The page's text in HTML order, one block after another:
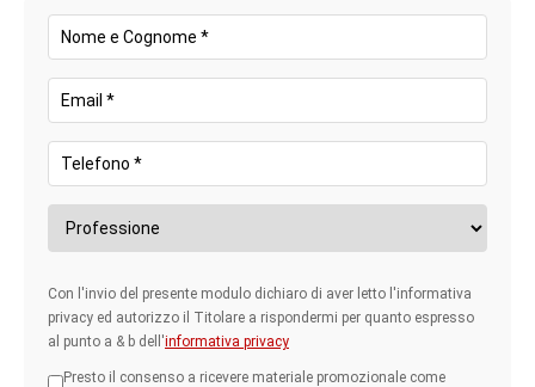
Con l'invio del presente modulo dichiaro di aver letto l'informativa
privacy ed autorizzo il Titolare a rispondermi per quanto espresso
al punto a & b dell'informativa privacy
Presto il consenso a ricevere materiale promozionale come